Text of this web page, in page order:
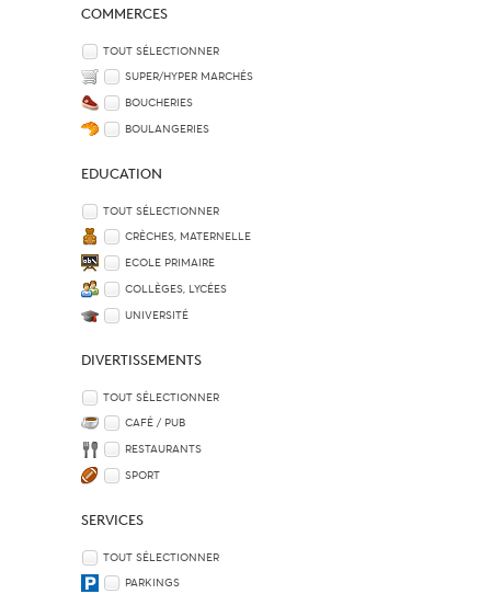
COMMERCES
TOUT SÉLECTIONNER
SUPER/HYPER MARCHÉS
BOUCHERIES
BOULANGERIES
EDUCATION
TOUT SÉLECTIONNER
CRÈCHES, MATERNELLE
ECOLE PRIMAIRE
COLLÈGES, LYCÉES
UNIVERSITÉ
DIVERTISSEMENTS
TOUT SÉLECTIONNER
CAFÉ / PUB
RESTAURANTS
SPORT
SERVICES
TOUT SÉLECTIONNER
PARKINGS